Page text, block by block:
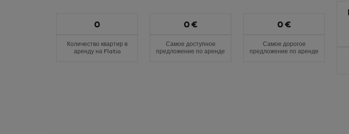
Количество квартир в
аренду на Flatio
0
Самое доступное
предложение по аренде
0 €
Самое дорогое
предложение по аренде
0 €